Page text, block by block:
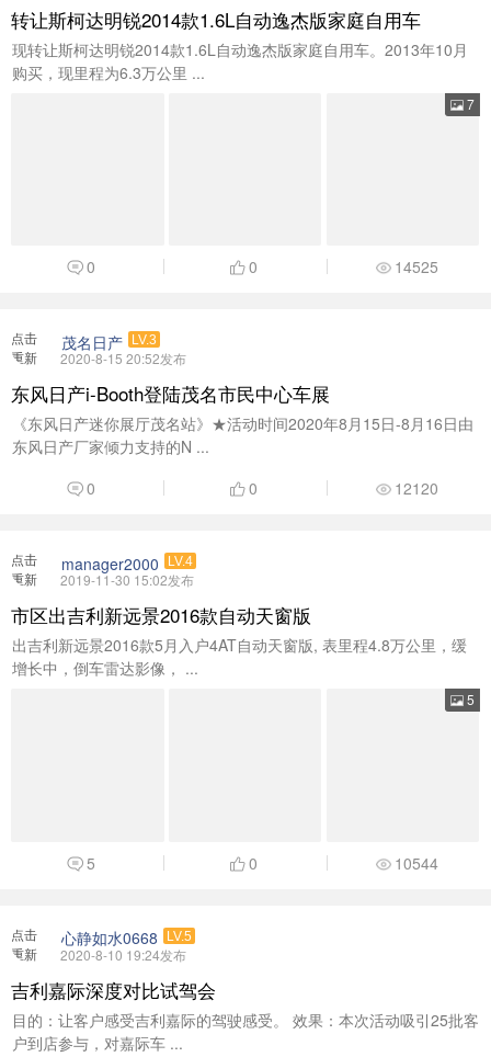
转让斯柯达明锐2014款1.6L自动逸杰版家庭自用车
现转让斯柯达明锐2014款1.6L自动逸杰版家庭自用车。2013年10月
购买，现里程为6.3万公里 ...
7
0 0 14525
点击
重新
茂名日产 LV.3
2020-8-15 20:52发布
东风日产i-Booth登陆茂名市民中心车展
《东风日产迷你展厅茂名站》★活动时间2020年8月15日-8月16日由
东风日产厂家倾力支持的N ...
0
0 12120
点击
重新
manager2000 LV.4
2019-11-30 15:02发布
市区出吉利新远景2016款自动天窗版
出吉利新远景2016款5月入户4AT自动天窗版, 表里程4.8万公里，缓
增长中，倒车雷达影像， ...
5
5 0 10544
点击
重新
心静如水0668 LV.5
2020-8-10 19:24发布
吉利嘉际深度对比试驾会
目的：让客户感受吉利嘉际的驾驶感受。 效果：本次活动吸引25批客
户到店参与，对嘉际车 ...